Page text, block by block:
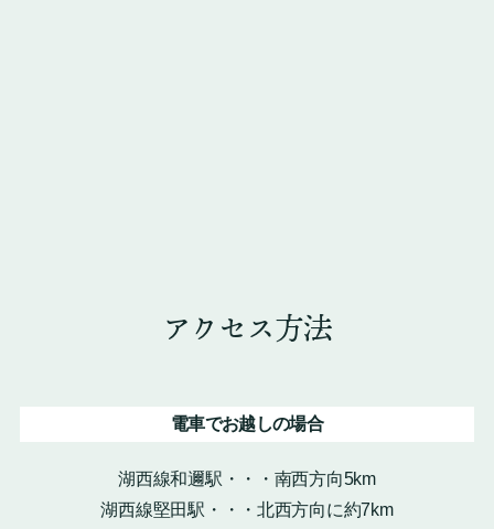
アクセス方法
電車でお越しの場合
湖西線和邇駅・・・南西方向5km
湖西線堅田駅・・・北西方向に約7km